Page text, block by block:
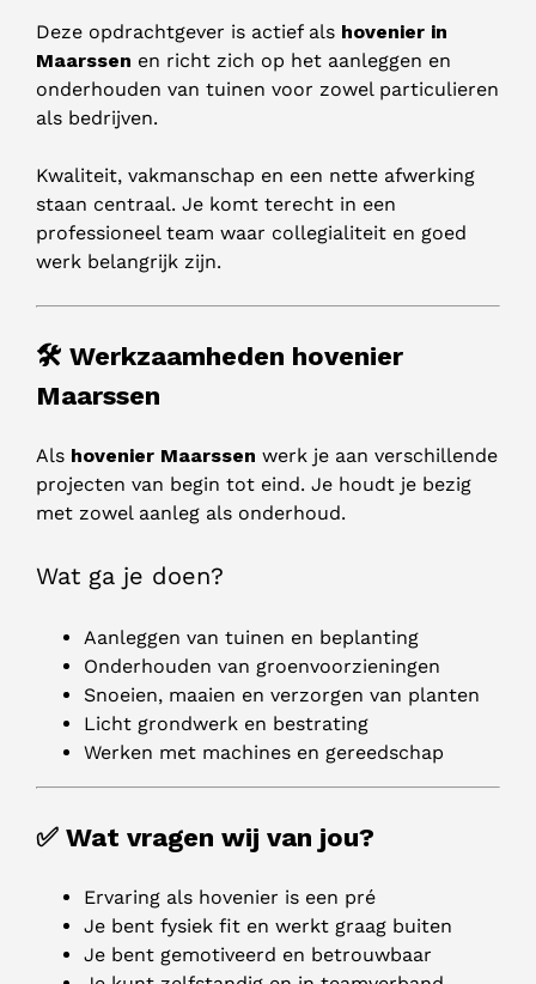
Deze opdrachtgever is actief als hovenier in
Maarssen en richt zich op het aanleggen en
onderhouden van tuinen voor zowel particulieren
als bedrijven.
Kwaliteit, vakmanschap en een nette afwerking
staan centraal. Je komt terecht in een
professioneel team waar collegialiteit en goed
werk belangrijk zijn.
🛠️ Werkzaamheden hovenier
Maarssen
Als hovenier Maarssen werk je aan verschillende
projecten van begin tot eind. Je houdt je bezig
met zowel aanleg als onderhoud.
Wat ga je doen?
Aanleggen van tuinen en beplanting
Onderhouden van groenvoorzieningen
Snoeien, maaien en verzorgen van planten
Licht grondwerk en bestrating
Werken met machines en gereedschap
✅ Wat vragen wij van jou?
Ervaring als hovenier is een pré
Je bent fysiek fit en werkt graag buiten
Je bent gemotiveerd en betrouwbaar